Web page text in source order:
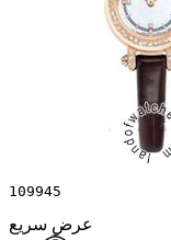
109945
عرض سريع